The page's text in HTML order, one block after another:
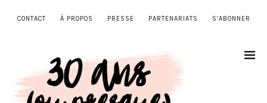
CONTACT À PROPOS PRESSE PARTENARIATS S’ABONNER